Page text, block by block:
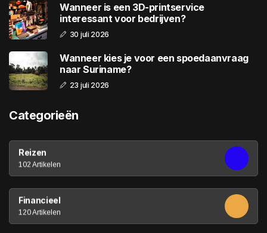
Wanneer is een 3D-printservice
interessant voor bedrijven?
30 juli 2026
Wanneer kies je voor een spoedaanvraag
naar Suriname?
23 juli 2026
Categorieën
Reizen
102 Artikelen
Financieel
120 Artikelen